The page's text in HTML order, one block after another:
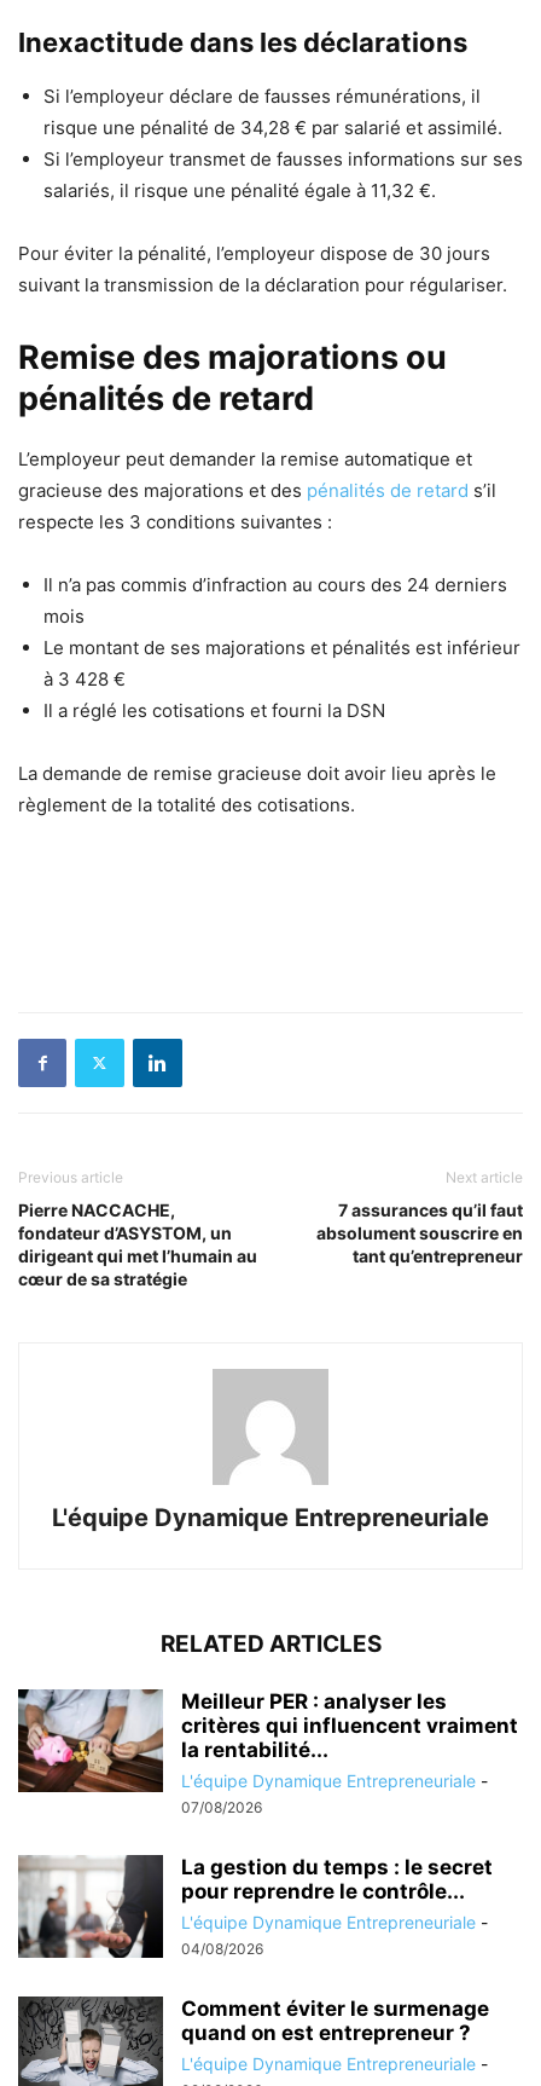
Inexactitude dans les déclarations
Si l’employeur déclare de fausses rémunérations, il
risque une pénalité de 34,28 € par salarié et assimilé.
Si l’employeur transmet de fausses informations sur ses
salariés, il risque une pénalité égale à 11,32 €.
Pour éviter la pénalité, l’employeur dispose de 30 jours
suivant la transmission de la déclaration pour régulariser.
Remise des majorations ou
pénalités de retard
L’employeur peut demander la remise automatique et
gracieuse des majorations et des pénalités de retard s’il
respecte les 3 conditions suivantes :
Il n’a pas commis d’infraction au cours des 24 derniers
mois
Le montant de ses majorations et pénalités est inférieur
à 3 428 €
Il a réglé les cotisations et fourni la DSN
La demande de remise gracieuse doit avoir lieu après le
règlement de la totalité des cotisations.
Previous article
Pierre NACCACHE,
fondateur d’ASYSTOM, un
dirigeant qui met l’humain au
cœur de sa stratégie
Next article
7 assurances qu’il faut
absolument souscrire en
tant qu’entrepreneur
L'équipe Dynamique Entrepreneuriale
RELATED ARTICLES
Meilleur PER : analyser les
critères qui influencent vraiment
la rentabilité...
L'équipe Dynamique Entrepreneuriale -
07/08/2026
La gestion du temps : le secret
pour reprendre le contrôle...
L'équipe Dynamique Entrepreneuriale -
04/08/2026
Comment éviter le surmenage
quand on est entrepreneur ?
L'équipe Dynamique Entrepreneuriale -